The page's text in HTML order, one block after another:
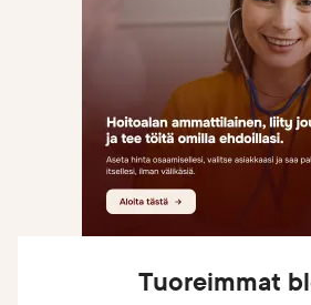
Tuoreimmat